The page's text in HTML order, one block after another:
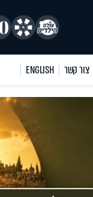
צור קשר ENGLISH